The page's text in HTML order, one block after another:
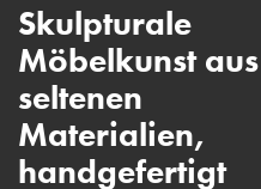
Skulpturale
Möbelkunst aus
seltenen
Materialien,
handgefertigt